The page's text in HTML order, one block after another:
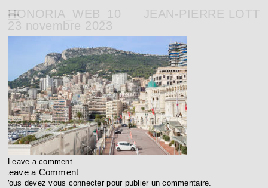
JEAN-PIERRE LOTT
HONORIA_WEB_10
23 novembre 2023
Leave a comment
Leave a Comment
Vous devezvous connecterpour publier un commentaire.